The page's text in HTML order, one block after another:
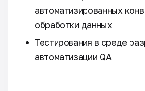
автоматизированных
обработки данных
Тестирования в среде
автоматизации QA